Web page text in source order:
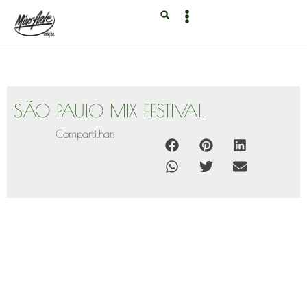
SÃO PAULO MIX FESTIVAL
Compartilhar: